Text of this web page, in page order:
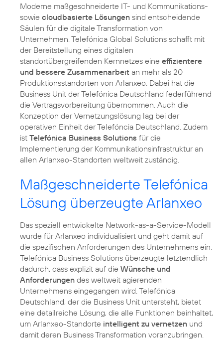
Moderne maßgeschneiderte IT- und Kommunikations-
sowie cloudbasierte Lösungen sind entscheidende
Säulen für die digitale Transformation von
Unternehmen. Telefónica Global Solutions schafft mit
der Bereitstellung eines digitalen
standortübergreifenden Kernnetzes eine effizientere
und bessere Zusammenarbeit an mehr als 20
Produktionsstandorten von Arlanxeo. Dabei hat die
Business Unit der Telefónica Deutschland federführend
die Vertragsvorbereitung übernommen. Auch die
Konzeption der Vernetzungslösung lag bei der
operativen Einheit der Telefóncia Deutschland. Zudem
ist Telefónica Business Solutions für die
Implementierung der Kommunikationsinfrastruktur an
Maßgeschneiderte Telefónica
Lösung überzeugte Arlanxeo
Das speziell entwickelte Network-as-a-Service-Modell
wurde für Arlanxeo individualisiert und geht damit auf
die spezifischen Anforderungen des Unternehmens ein.
Telefónica Business Solutions überzeugte letztendlich
dadurch, dass explizit auf die Wünsche und
Anforderungen des weltweit agierenden
Unternehmens eingegangen wird. Telefónica
Deutschland, der die Business Unit untersteht, bietet
eine detailreiche Lösung, die alle Funktionen beinhaltet,
um Arlanxeo-Standorte intelligent zu vernetzen und
damit deren Business Transformation voranzubringen.